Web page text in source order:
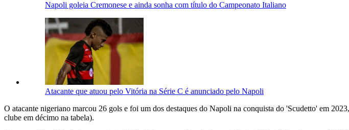
Napoli goleia Cremonese e ainda sonha com título do Campeonato Italiano
Atacante que atuou pelo Vitória na Série C é anunciado pelo Napoli
O atacante nigeriano marcou 26 gols e foi um dos destaques do Napoli na conquista do 'Scudetto' em
clube em décimo na tabela).